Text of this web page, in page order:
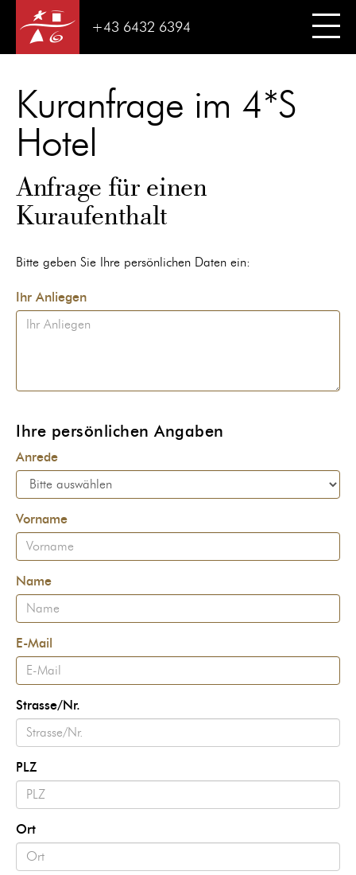
Kuranfrage im 4*S
Hotel
Anfrage für einen
Kuraufenthalt
Bitte geben Sie Ihre persönlichen Daten ein:
Ihr Anliegen
Ihre persönlichen Angaben
Anrede
Vorname
Name
E-Mail
Strasse/Nr.
PLZ
Ort
+43 6432 6394